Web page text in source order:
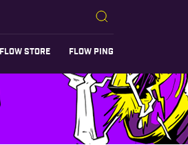
FLOW STORE FLOW PING